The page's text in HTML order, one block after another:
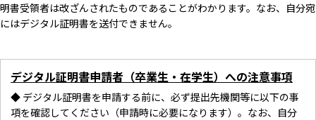
明書受領者は改ざんされたものであることがわかります。なお、自分宛
にはデジタル証明書を送付できません。
デジタル証明書申請者（卒業生・在学生）への注意事項
◆ デジタル証明書を申請する前に、必ず提出先機関等に以下の事
項を確認してください（申請時に必要になります）。なお、自分